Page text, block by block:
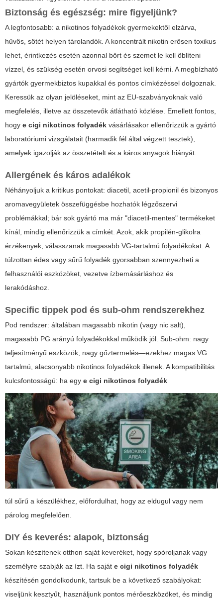
Biztonság és egészség: mire figyeljünk?
A legfontosabb: a nikotinos folyadékok gyermekektől elzárva,
hűvös, sötét helyen tárolandók. A koncentrált nikotin erősen toxikus
lehet, érintkezés esetén azonnal bőrt és szemet le kell öblíteni
vízzel, és szükség esetén orvosi segítséget kell kérni. A megbízható
gyártók gyermekbiztos kupakkal és pontos címkézéssel dolgoznak.
Keressük az olyan jelöléseket, mint az EU-szabványoknak való
megfelelés, illetve az összetevők átlátható közlése. Emellett fontos,
hogy e cigi nikotinos folyadék vásárlásakor ellenőrizzük a gyártó
laboratóriumi vizsgálatait (harmadik fél által végzett tesztek),
amelyek igazolják az összetételt és a káros anyagok hiányát.
Allergének és káros adalékok
Néhányoljuk a kritikus pontokat: diacetil, acetil-propionil és bizonyos
aromavegyületek összefüggésbe hozhatók légzőszervi
problémákkal; bár sok gyártó ma már "diacetil-mentes" termékeket
kínál, mindig ellenőrizzük a címkét. Azok, akik propilén-glikolra
érzékenyek, válasszanak magasabb VG-tartalmú folyadékokat. A
túlzottan édes vagy sűrű folyadék gyorsabban szennyezheti a
felhasználói eszközöket, vezetve ízbemásárláshoz és
lerakódáshoz.
Specific tippek pod és sub-ohm rendszerekhez
Pod rendszer: általában magasabb nikotin (vagy nic salt),
magasabb PG arányú folyadékokkal működik jól. Sub-ohm: nagy
teljesítményű eszközök, nagy gőztermelés—ezekhez magas VG
tartalmú, alacsonyabb nikotinos folyadékok illenek. A kompatibilitás
kulcsfontosságú: ha egy e cigi nikotinos folyadék
túl sűrű a készülékhez, előfordulhat, hogy az eldugul vagy nem
párolog megfelelően.
DIY és keverés: alapok, biztonság
Sokan készítenek otthon saját keveréket, hogy spóroljanak vagy
személyre szabják az ízt. Ha saját e cigi nikotinos folyadék
készítésén gondolkodunk, tartsuk be a következő szabályokat:
viseljünk kesztyűt, használjunk pontos mérőeszközöket, és mindig